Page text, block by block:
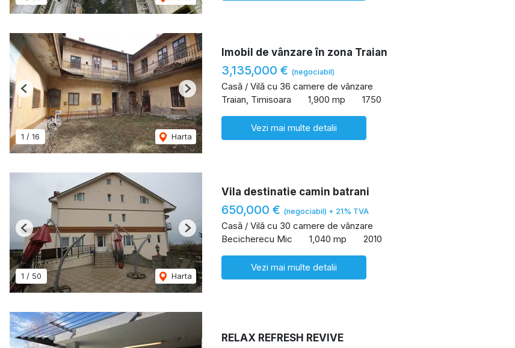
1 / 16 Harta
Previous Next
Imobil de vânzare în zona Traian
3,135,000 € (negociabil)
Casă / Vilă cu 36 camere de vânzare
Traian, Timisoara
1,900 mp 1750
Vezi mai multe detalii
1 / 50 Harta
Previous Next
Vila destinatie camin batrani
650,000 € (negociabil) + 21% TVA
Casă / Vilă cu 30 camere de vânzare
Becicherecu Mic
1,040 mp 2010
Vezi mai multe detalii
RELAX REFRESH REVIVE